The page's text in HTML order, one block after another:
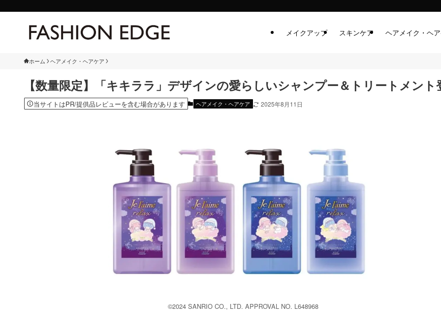
メイクアップ スキンケア ヘアメイク・ヘ
ホーム ヘアメイク・ヘアケア
【数量限定】「キキララ」デザインの愛らしいシャンプー＆トリートメント
当サイトはPR/提供品レビューを含む場合があります ヘアメイク・ヘアケア 2025年8月11日
©2024 SANRIO CO., LTD. APPROVAL NO. L648968